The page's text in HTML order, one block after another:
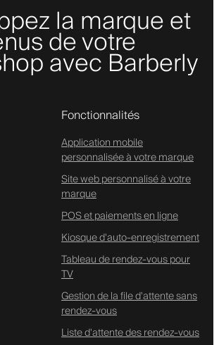
la marque et
de votre
avec Barberly
Fonctionnalités
Application mobile
personnalisée à votre marque
Site web personnalisé à votre
marque
POS et paiements en ligne
Kiosque d'auto-enregistrement
Tableau de rendez-vous pour
TV
Gestion de la file d'attente sans
rendez-vous
Liste d'attente des rendez-vous